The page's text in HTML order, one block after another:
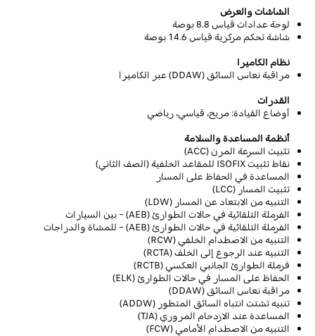
الشاشات والعرض
لوحة عدادات قياس 8.8بوصة
شاشة تحكم مركزية قياس 14.6 بوصة
نظام الكاميرا
مراقبة نعاس السائق(DDAW)
عبر الكاميرا
القدرات
أوضاع القيادة: مريح، قياسي، رياضي
أنظمة المساعدة والسلامة
تثبيت السرعة المرن (ACC
)
نقاط تثبيت
للمقاعد الخلفية (الصف الثاني)
المساعدة في الحفاظ على المسار
تثبيت المسار (LCC)
التنبيه من الابتعاد عن المسار (LDW)
الفرملة التلقائية في حالات الطوارئ(AEB)
– بين السيارات
الفرملة التلقائية في حالات الطوارئ(AEB)
– للمشاة والدراجات
التنبيه من الاصطدام الخلفي(RCW)
التنبيه عند الرجوع إلى الخلف(RCTA)
فرملة الطوارئ الجانبي العكسي(RCTB)
الحفاظ على المسار في حالات الطوارئ(ELK)
مراقبة نعاس السائق(DDAW)
تنبيه تشتت انتباه السائق المتطور (ADDW
)
المساعدة عند الازدحام المروري(TJA)
التنبيه من الاصطدام الأمامي(FCW)